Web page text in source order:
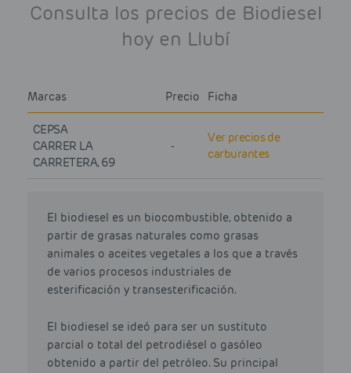
Consulta los precios de Biodiesel
hoy en Llubí
Marcas Precio Ficha
CEPSA
CARRER LA
CARRETERA, 69
-
Ver precios de
carburantes
El biodiesel es un biocombustible, obtenido a
partir de grasas naturales como grasas
animales o aceites vegetales a los que a través
de varios procesos industriales de
esterificación y transesterificación.
El biodiesel se ideó para ser un sustituto
parcial o total del petrodiésel o gasóleo
obtenido a partir del petróleo. Su principal